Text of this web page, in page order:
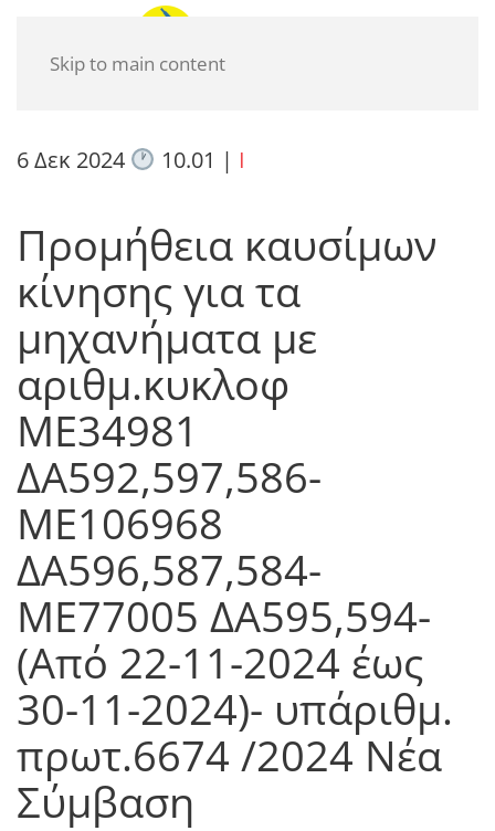
Skip to main content
6 Δεκ 2024 10.01 | I
Προμήθεια καυσίμων
κίνησης για τα
μηχανήματα με
αριθμ.κυκλοφ
ΜΕ34981
ΔΑ592,597,586-
ΜΕ106968
ΔΑ596,587,584-
ΜΕ77005 ΔΑ595,594-
(Από 22-11-2024 έως
30-11-2024)- υπ΄αριθμ.
πρωτ.6674 /2024 Νέα
Σύμβαση